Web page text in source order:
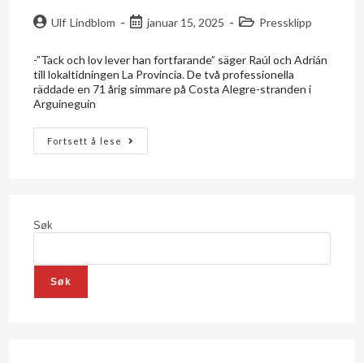
Ulf Lindblom januar 15, 2025 Pressklipp
-”Tack och lov lever han fortfarande” säger Raúl och Adrián
till lokaltidningen La Provincia. De två professionella
räddade en 71 årig simmare på Costa Alegre-stranden i
Arguineguín
Fortsett å lese
Søk
Søk